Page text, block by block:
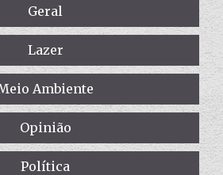
Geral
Lazer
Ambiente
Opinião
Política